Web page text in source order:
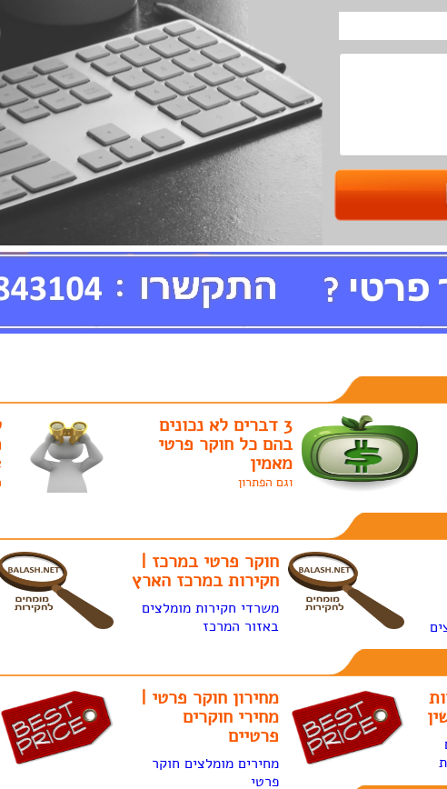
3 דברים לא נכונים
בהם כל חוקר פרטי
מאמין
וגם הפתרון
חוקר פרטי במרכז |
חקירות במרכז הארץ
משרדי חקירות מומלצים
באזור המרכז
מחירון חוקר פרטי |
מחירי חוקרים
פרטיים
מחירים מומלצים חוקר
פרטי